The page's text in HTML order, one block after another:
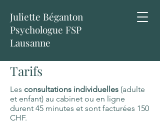
Juliette Béganton
Psychologue FSP
Lausanne
Tarifs
Les consultations individuelles (adulte
et enfant) au cabinet ou en ligne
durent 45 minutes et sont facturées 150
CHF.